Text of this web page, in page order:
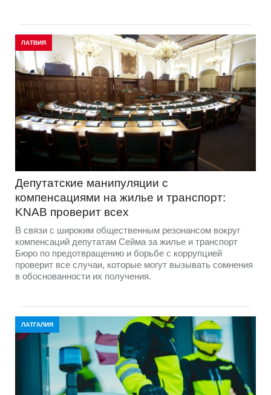
ЛАТВИЯ
Депутатские манипуляции с
компенсациями на жилье и транспорт:
KNAB проверит всех
В связи с широким общественным резонансом вокруг
компенсаций депутатам Сейма за жилье и транспорт
Бюро по предотвращению и борьбе с коррупцией
проверит все случаи, которые могут вызывать сомнения
в обоснованности их получения.
ЛАТГАЛИЯ